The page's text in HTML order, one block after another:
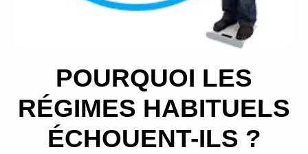
POURQUOI LES
RÉGIMES HABITUELS
ÉCHOUENT-ILS ?